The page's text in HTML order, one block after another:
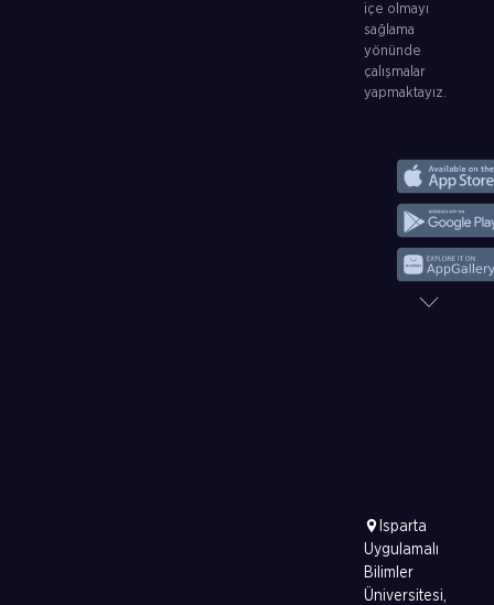
içe olmayı
sağlama
yönünde
çalışmalar
yapmaktayız.
Isparta
Uygulamalı
Bilimler
Üniversitesi,